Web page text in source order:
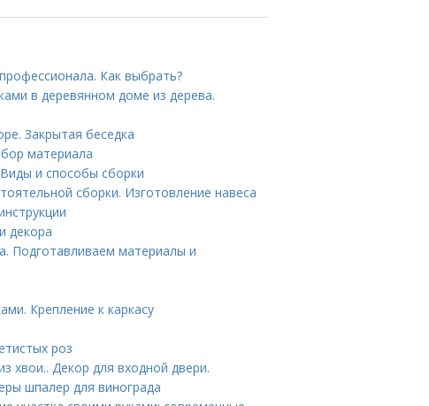
Как выбрать?
в деревянном доме из дерева.
Закрытая беседка
материала
и способы сборки
сборки. Изготовление навеса
декора
Подготавливаем материалы и
Крепление к каркасу
роз
хвои.. Декор для входной двери.
шпалер для винограда